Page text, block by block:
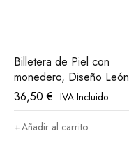
Billetera de Piel con
monedero, Diseño León
Athletic Club Bilbao
36,50€ IVA Incluido
Añadir al carrito